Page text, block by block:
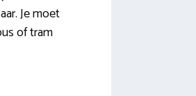
Je moet
of tram